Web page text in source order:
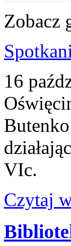
Zobacz
16
VIc.
Czytaj